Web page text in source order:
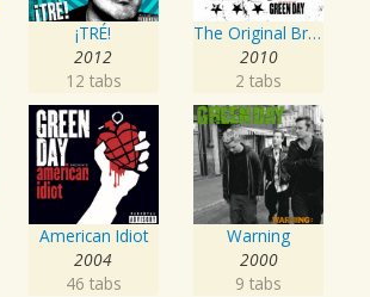
¡TRÉ!
2012
12 tabs
The Original Broadway Cast Recording 'American Idiot' Featuring Green Day
2010
2 tabs
American Idiot
2004
46 tabs
Warning
2000
9 tabs